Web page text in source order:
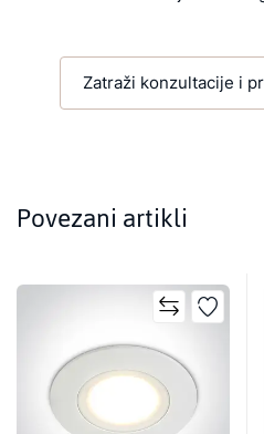
Zatraži konzultacije i
Povezani artikli